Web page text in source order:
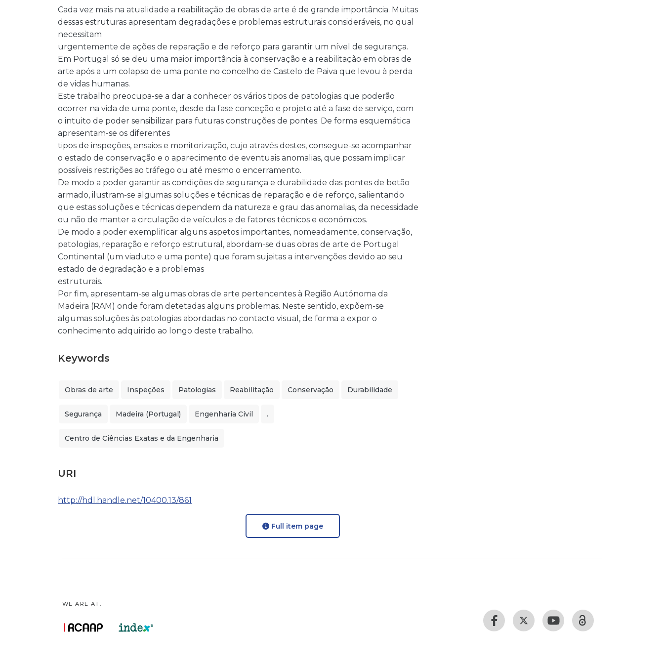
Cada vez mais na atualidade a reabilitação de obras de arte é de grande importância. Muitas
dessas estruturas apresentam degradações e problemas estruturais consideráveis, no qual
necessitam
urgentemente de ações de reparação e de reforço para garantir um nível de segurança.
Em Portugal só se deu uma maior importância à conservação e a reabilitação em obras de
arte após a um colapso de uma ponte no concelho de Castelo de Paiva que levou à perda
de vidas humanas.
Este trabalho preocupa-se a dar a conhecer os vários tipos de patologias que poderão
ocorrer na vida de uma ponte, desde da fase conceção e projeto até a fase de serviço, com
o intuito de poder sensibilizar para futuras construções de pontes. De forma esquemática
apresentam-se os diferentes
tipos de inspeções, ensaios e monitorização, cujo através destes, consegue-se acompanhar
o estado de conservação e o aparecimento de eventuais anomalias, que possam implicar
possíveis restrições ao tráfego ou até mesmo o encerramento.
De modo a poder garantir as condições de segurança e durabilidade das pontes de betão
armado, ilustram-se algumas soluções e técnicas de reparação e de reforço, salientando
que estas soluções e técnicas dependem da natureza e grau das anomalias, da necessidade
ou não de manter a circulação de veículos e de fatores técnicos e económicos.
De modo a poder exemplificar alguns aspetos importantes, nomeadamente, conservação,
patologias, reparação e reforço estrutural, abordam-se duas obras de arte de Portugal
Continental (um viaduto e uma ponte) que foram sujeitas a intervenções devido ao seu
estado de degradação e a problemas
estruturais.
Por fim, apresentam-se algumas obras de arte pertencentes à Região Autónoma da
Madeira (RAM) onde foram detetadas alguns problemas. Neste sentido, expõem-se
algumas soluções às patologias abordadas no contacto visual, de forma a expor o
conhecimento adquirido ao longo deste trabalho.
Keywords
Obras de arte Inspeções Patologias Reabilitação Conservação Durabilidade
Segurança Madeira (Portugal) Engenharia Civil .
Centro de Ciências Exatas e da Engenharia
URI
http://hdl.handle.net/10400.13/861
Full item page
WE ARE AT: